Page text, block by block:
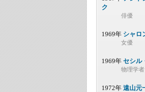
ク
俳優
1969年 シャロ
女優
1969年 セシル
物理学者
1972年 遠山元